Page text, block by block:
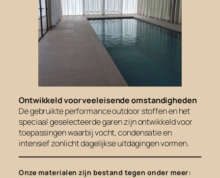
Ontwikkeld voor veeleisende omstandigheden
De gebruikte performance outdoor stoffen en het
speciaal geselecteerde garen zijn ontwikkeld voor
toepassingen waarbij vocht, condensatie en
intensief zonlicht dagelijkse uitdagingen vormen.
Onze materialen zijn bestand tegen onder meer: